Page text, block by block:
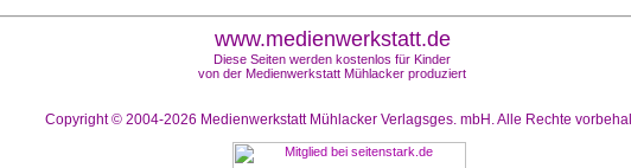
www.medienwerkstatt.de
Diese Seiten werden kostenlos für Kinder
von der Medienwerkstatt Mühlacker produziert
Copyright © 2004-2026 Medienwerkstatt Mühlacker Verlagsges. mbH. Alle Rechte